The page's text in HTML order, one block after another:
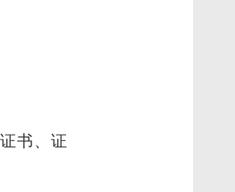
书、证